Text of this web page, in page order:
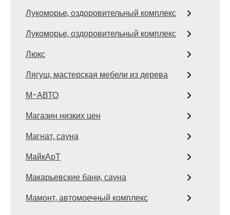
Лукоморье, оздоровительный комплекс
Лукоморье, оздоровительный комплекс
Люкс
Лягуш, мастерская мебели из дерева
М-АВТО
Магазин низких цен
Магнат, сауна
МайкАрТ
Макарьевские бани, сауна
Мамонт, автомоечный комплекс